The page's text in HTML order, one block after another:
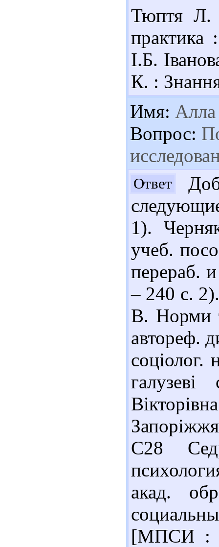
Тюптя Л.
І.Б.
К. :
Имя: Алла
Вопрос:
Ответ
1).
учеб.
перераб.
– 240 с.
В. Норми
автореф.
С28
акад.
[МПСИ :